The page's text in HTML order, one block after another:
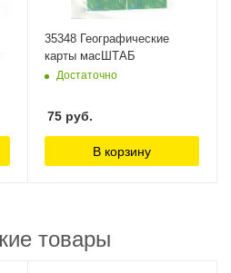
35348 Географические
карты масШТАБ
Достаточно
75 руб.
В корзину
товары